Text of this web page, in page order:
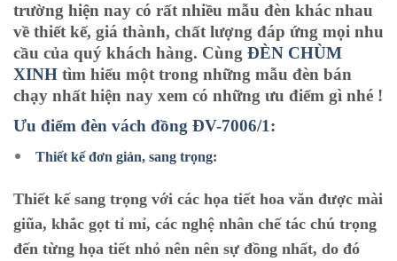
trường hiện nay có rất nhiều mẫu đèn khác nhau
về thiết kế, giá thành, chất lượng đáp ứng mọi nhu
cầu của quý khách hàng. Cùng ĐÈN CHÙM
XINH tìm hiểu một trong những mẫu đèn bán
chạy nhất hiện nay xem có những ưu điểm gì nhé !
Ưu điểm đèn vách đồng ĐV-7006/1:
Thiết kế đơn giản, sang trọng:
Thiết kế sang trọng với các họa tiết hoa văn được mài
giũa, khắc gọt tỉ mỉ, các nghệ nhân chế tác chú trọng
đến từng họa tiết nhỏ nên nên sự đồng nhất, do đó